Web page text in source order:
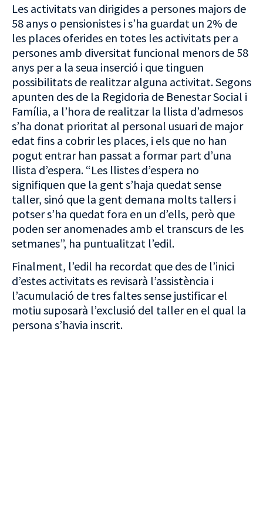
Les activitats van dirigides a persones majors de
58 anys o pensionistes i s’ha guardat un 2% de
les places oferides en totes les activitats per a
persones amb diversitat funcional menors de 58
anys per a la seua inserció i que tinguen
possibilitats de realitzar alguna activitat. Segons
apunten des de la Regidoria de Benestar Social i
Família, a l’hora de realitzar la llista d’admesos
s’ha donat prioritat al personal usuari de major
edat fins a cobrir les places, i els que no han
pogut entrar han passat a formar part d’una
llista d’espera. “Les llistes d’espera no
signifiquen que la gent s’haja quedat sense
taller, sinó que la gent demana molts tallers i
potser s’ha quedat fora en un d’ells, però que
poden ser anomenades amb el transcurs de les
setmanes”, ha puntualitzat l’edil.
Finalment, l’edil ha recordat que des de l’inici
d’estes activitats es revisarà l’assistència i
l’acumulació de tres faltes sense justificar el
motiu suposarà l’exclusió del taller en el qual la
persona s’havia inscrit.